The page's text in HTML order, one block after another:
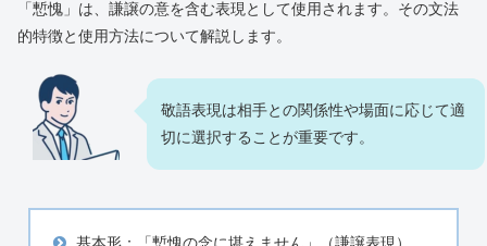
「慙愧」は、謙譲の意を含む表現として使用されます。その文法
的特徴と使用方法について解説します。
敬語表現は相手との関係性や場面に応じて適
切に選択することが重要です。
基本形：「慙愧の念に堪えません」（謙譲表現）